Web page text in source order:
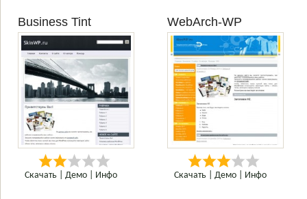
Business Tint
Скачать Демо Инфо
WebArch-WP
Скачать Демо Инфо